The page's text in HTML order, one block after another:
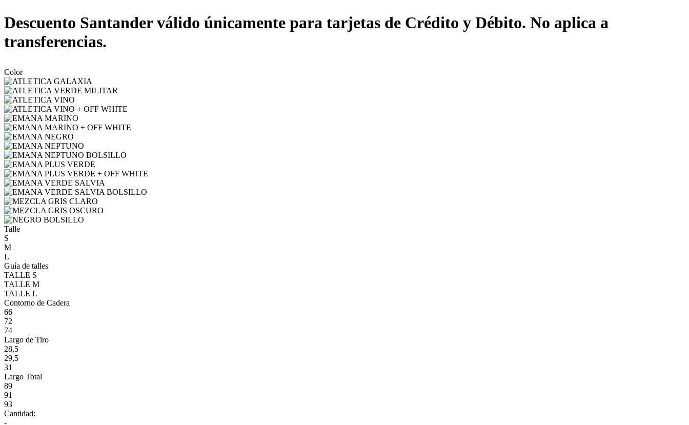
Descuento Santander válido únicamente para tarjetas de Crédito y Débito. No aplica a
transferencias.
Color
Talle
S
M
L
Guía de talles
TALLE S
TALLE M
TALLE L
Contorno de Cadera
66
72
74
Largo de Tiro
28,5
29,5
31
Largo Total
89
91
93
Cantidad:
-